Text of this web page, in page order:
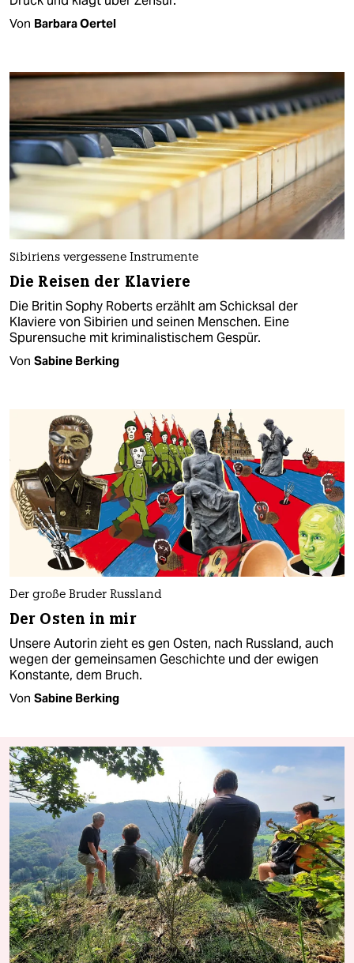
Von Barbara Oertel
Sibiriens vergessene Instrumente
Die Reisen der Klaviere
Die Britin Sophy Roberts erzählt am Schicksal der
Klaviere von Sibirien und seinen Menschen. Eine
Spurensuche mit kriminalistischem Gespür.
Von Sabine Berking
Der große Bruder Russland
Der Osten in mir
Unsere Autorin zieht es gen Osten, nach Russland, auch
wegen der gemeinsamen Geschichte und der ewigen
Konstante, dem Bruch.
Von Sabine Berking